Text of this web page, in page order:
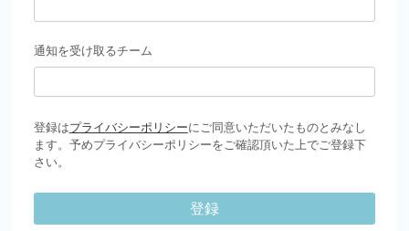
通知を受け取るチーム
登録はプライバシーポリシーにご同意いただいたものとみなし
ます。予めプライバシーポリシーをご確認頂いた上でご登録下
さい。
登録